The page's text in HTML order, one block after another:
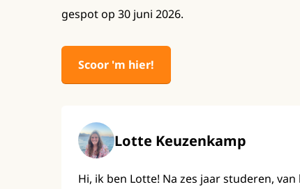
gespot op 30 juni 2026.
Scoor 'm hier!
Lotte Keuzenkamp
Hi, ik ben Lotte! Na zes jaar studeren,